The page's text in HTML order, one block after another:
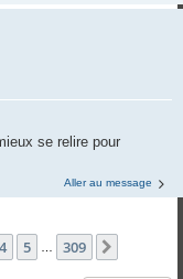
se relire pour
Aller au message
4 5 309